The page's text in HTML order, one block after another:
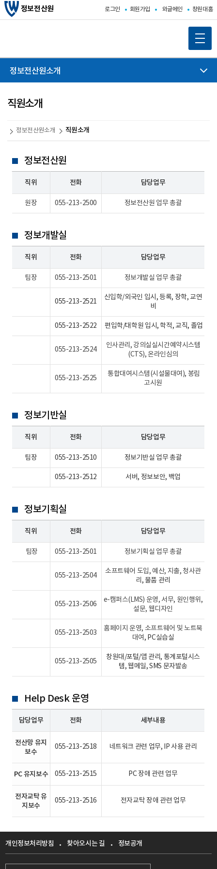
정보전산원 로그인 회원가입 와글메인 창원대홈
정보전산원소개
직원소개
정보전산원소개 직원소개
정보전산원
직위 전화 담당업무
원장 055-213-2500 정보전산원 업무 총괄
정보개발실
직위 전화 담당업무
팀장 055-213-2501 정보개발실 업무 총괄
055-213-2521
신입학/외국인 입시, 등록, 장학, 교연
비
055-213-2522 편입학/대학원 입시, 학적, 교직, 졸업
055-213-2524
인사관리, 강의실실시간예약시스템
(CTS), 온라인심의
055-213-2525
통합대여시스템(시설물대여), 봉림
고시원
정보기반실
직위 전화 담당업무
팀장 055-213-2510 정보기반실 업무 총괄
055-213-2512 서버, 정보보안, 백업
정보기획실
직위 전화 담당업무
팀장 055-213-2501 정보기획실 업무 총괄
055-213-2504
소프트웨어 도입, 예산, 지출, 청사관
리 , 물품 관리
055-213-2506
e-캠퍼스(LMS) 운영, 서무, 원인행위,
설문, 웹디자인
055-213-2503
홈페이지 운영, 소프트웨어 및 노트북
대여, PC실습실
055-213-2505
창원대/포털/앱 관리, 통계포털시스
템, 웹메일, SMS 문자발송
Help Desk 운영
담당업무 전화 세부내용
전산망 유지
보수
055-213-2518 네트워크 관련 업무, IP 사용 관리
PC 유지보수 055-213-2515 PC 장애 관련 업무
전자교탁 유
지보수
055-213-2516 전자교탁 장애 관련 업무
개인정보처리방침 찾아오시는 길 정보공개